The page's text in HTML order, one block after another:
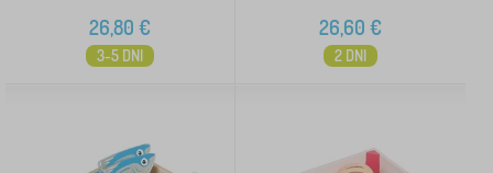
26,80 €
3-5 DNI
26,60 €
2 DNI